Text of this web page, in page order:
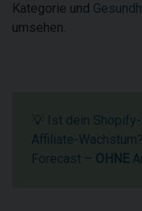
Kategorie und
umsehen.
💡 Ist dein
Affiliate-Wachstum?
Forecast – OHNE